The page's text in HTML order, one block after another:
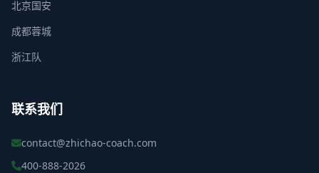
北京国安
成都蓉城
浙江队
联系我们
contact@zhichao-coach.com
400-888-2026